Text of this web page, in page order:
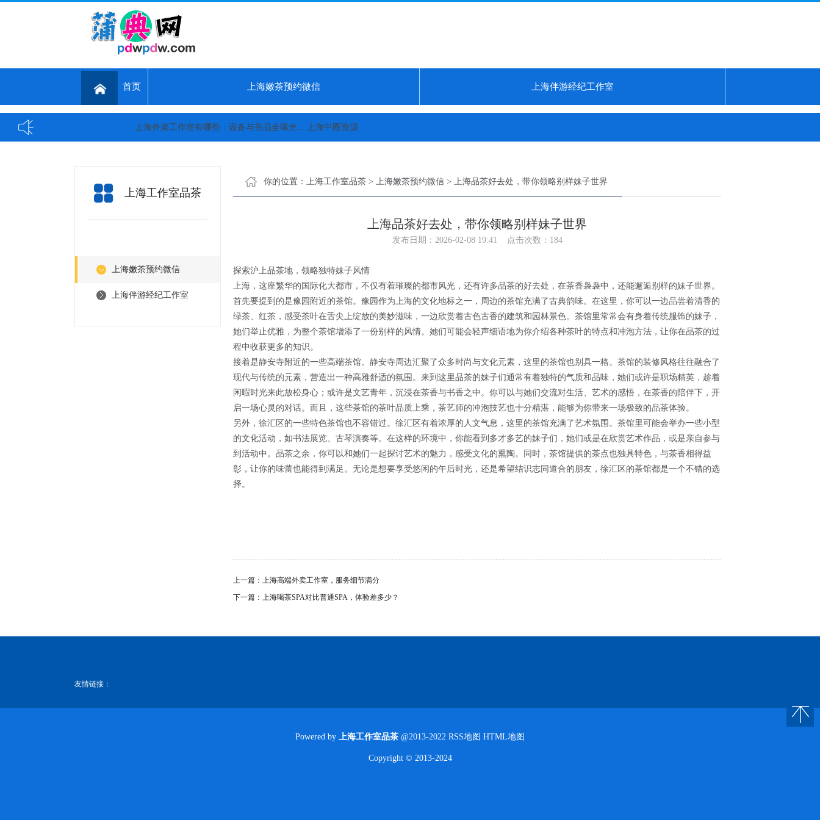
首页 上海嫩茶预约微信 上海伴游经纪工作室
上海外菜工作室有哪些：设备与茶品全曝光... 上海中圈资源品质体验...
上海工作室品茶
上海嫩茶预约微信
上海伴游经纪工作室
你的位置： 上海工作室品茶 > 上海嫩茶预约微信 > 上海品茶好去处，带你领略别样妹子世界
上海品茶好去处，带你领略别样妹子世界
发布日期：2026-02-08 19:41 点击次数：184
探索沪上品茶地，领略独特妹子风情
上海，这座繁华的国际化大都市，不仅有着璀璨的都市风光，还有许多品茶的好去处，在茶香袅袅中，还能邂逅别样的妹子世界。
首先要提到的是豫园附近的茶馆。豫园作为上海的文化地标之一，周边的茶馆充满了古典韵味。在这里，你可以一边品尝着清香的
绿茶、红茶，感受茶叶在舌尖上绽放的美妙滋味，一边欣赏着古色古香的建筑和园林景色。茶馆里常常会有身着传统服饰的妹子，
她们举止优雅，为整个茶馆增添了一份别样的风情。她们可能会轻声细语地为你介绍各种茶叶的特点和冲泡方法，让你在品茶的过
程中收获更多的知识。
接着是静安寺附近的一些高端茶馆。静安寺周边汇聚了众多时尚与文化元素，这里的茶馆也别具一格。茶馆的装修风格往往融合了
现代与传统的元素，营造出一种高雅舒适的氛围。来到这里品茶的妹子们通常有着独特的气质和品味，她们或许是职场精英，趁着
闲暇时光来此放松身心；或许是文艺青年，沉浸在茶香与书香之中。你可以与她们交流对生活、艺术的感悟，在茶香的陪伴下，开
启一场心灵的对话。而且，这些茶馆的茶叶品质上乘，茶艺师的冲泡技艺也十分精湛，能够为你带来一场极致的品茶体验。
另外，徐汇区的一些特色茶馆也不容错过。徐汇区有着浓厚的人文气息，这里的茶馆充满了艺术氛围。茶馆里可能会举办一些小型
的文化活动，如书法展览、古琴演奏等。在这样的环境中，你能看到多才多艺的妹子们，她们或是在欣赏艺术作品，或是亲自参与
到活动中。品茶之余，你可以和她们一起探讨艺术的魅力，感受文化的熏陶。同时，茶馆提供的茶点也独具特色，与茶香相得益
彰，让你的味蕾也能得到满足。无论是想要享受悠闲的午后时光，还是希望结识志同道合的朋友，徐汇区的茶馆都是一个不错的选
择。
上一篇： 上海高端外卖工作室，服务细节满分
下一篇： 上海喝茶SPA对比普通SPA，体验差多少？
友情链接：
Powered by 上海工作室品茶 @2013-2022 RSS地图 HTML地图
Copyright © 2013-2024